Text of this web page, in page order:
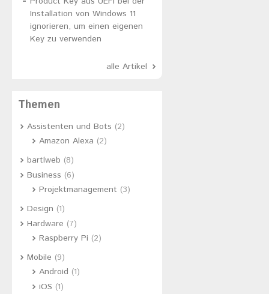
Installation von Windows 11
ignorieren, um einen eigenen
Key zu verwenden
alle Artikel
Themen
Assistenten und Bots (2)
Amazon Alexa (2)
bartlweb (8)
Business (6)
Projektmanagement (3)
Design (1)
Hardware (7)
Raspberry Pi (2)
Mobile (9)
Android (1)
iOS (1)